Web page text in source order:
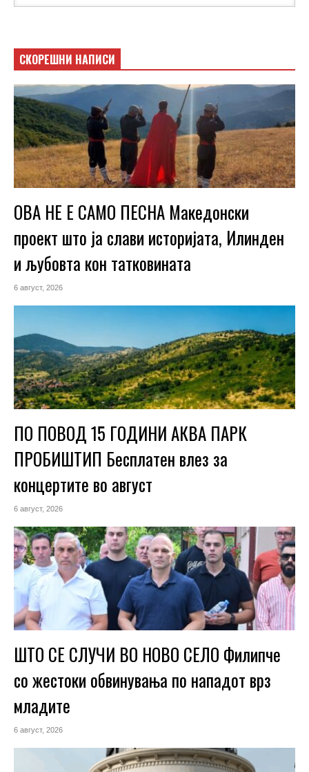
СКОРЕШНИ НАПИСИ
ОВА НЕ Е САМО ПЕСНА Македонски
проект што ја слави историјата, Илинден
и љубовта кон татковината
6 август, 2026
ПО ПОВОД 15 ГОДИНИ АКВА ПАРК
ПРОБИШТИП Бесплатен влез за
концертите во август
6 август, 2026
ШТО СЕ СЛУЧИ ВО НОВО СЕЛО Филипче
со жестоки обвинувања по нападот врз
младите
6 август, 2026